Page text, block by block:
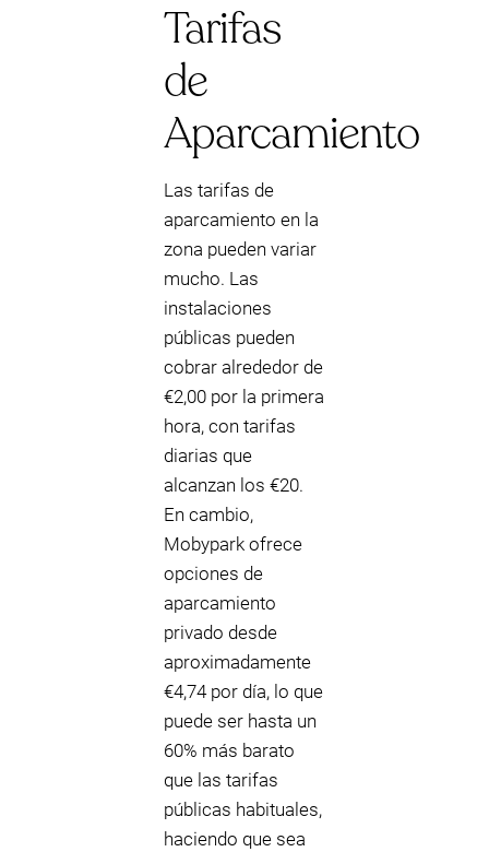
Tarifas
de
Aparcamiento
Las tarifas de
aparcamiento en la
zona pueden variar
mucho. Las
instalaciones
públicas pueden
cobrar alrededor de
€2,00 por la primera
hora, con tarifas
diarias que
alcanzan los €20.
En cambio,
Mobypark ofrece
opciones de
aparcamiento
privado desde
aproximadamente
€4,74 por día, lo que
puede ser hasta un
60% más barato
que las tarifas
públicas habituales,
haciendo que sea